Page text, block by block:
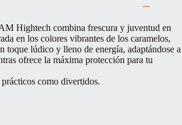
Hightech combina frescura y juventud en
en los colores vibrantes de los caramelos,
toque lúdico y lleno de energía, adaptándose a
ofrece la máxima protección para tu
como divertidos.